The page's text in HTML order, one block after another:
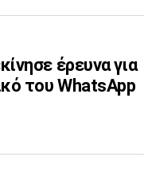
έρευνα για
του WhatsApp